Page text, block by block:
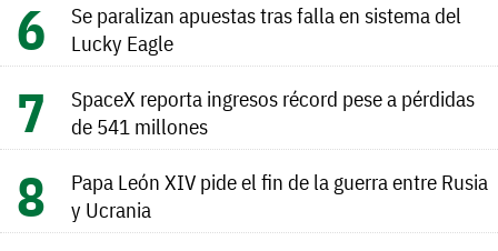
Se paralizan apuestas tras falla en sistema del
Lucky Eagle
SpaceX reporta ingresos récord pese a pérdidas
de 541 millones
Papa León XIV pide el fin de la guerra entre Rusia
y Ucrania